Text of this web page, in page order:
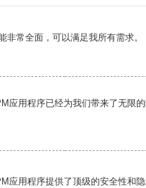
非常全面，可以满足我所有需求。
应用程序已经为我们带来了无限
应用程序提供了顶级的安全性和隐